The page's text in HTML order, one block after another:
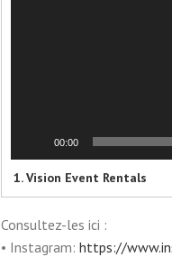
00:00
1.Vision Event Rentals
Consultez-les ici :
• Instagram: https://